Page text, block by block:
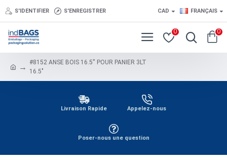
S'IDENTIFIER S'ENREGISTRER CAD FRANÇAIS
0 0
#8152 ANSE BOIS 16.5'' POUR PANIER 3LT
16.5"
Livraison Rapide Appelez-nous
Poser-nous une question